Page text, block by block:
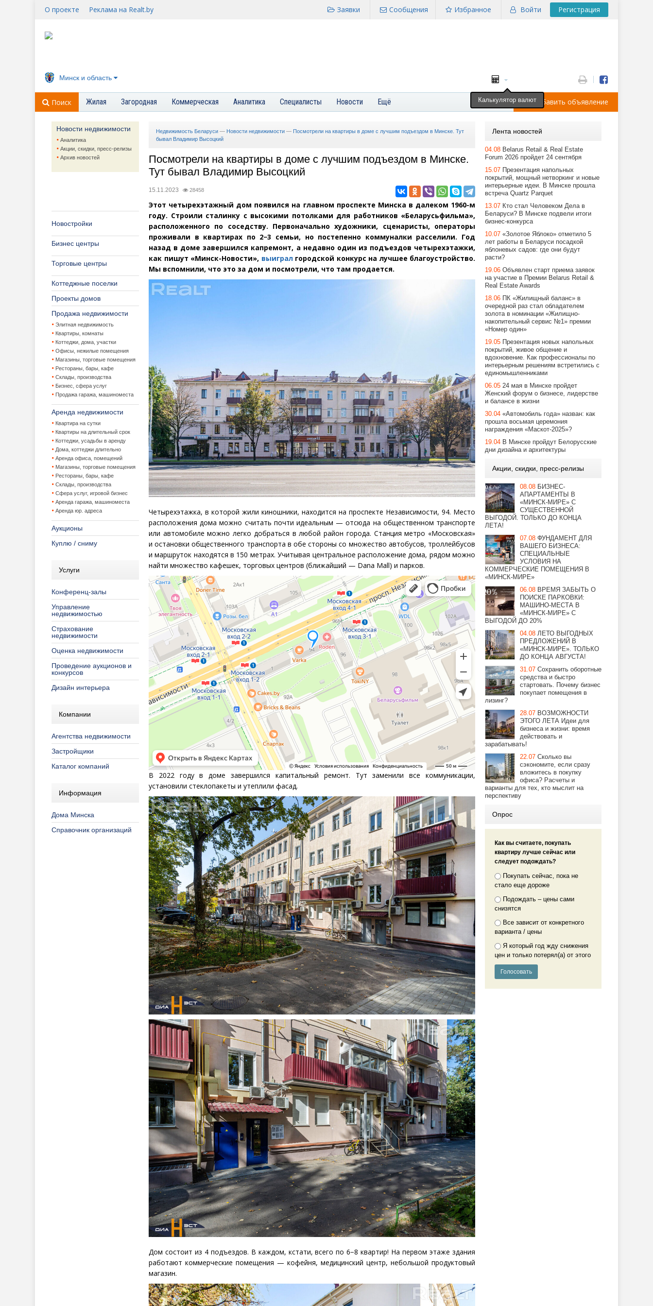
О проекте Реклама на Realt.by Войти Регистрация
Избранное
Сообщения
Заявки
Минск и область
Поиск Жилая Загородная Коммерческая Аналитика Специалисты Новости Ещё Добавить объявление
Новости недвижимости
Аналитика
Акции, скидки, пресс-релизы
Архив новостей
Новостройки
Бизнес центры
Торговые центры
Коттеджные поселки
Проекты домов
Продажа недвижимости
Элитная недвижимость
Квартиры, комнаты
Коттеджи, дома, участки
Офисы, нежилые помещения
Магазины, торговые помещения
Рестораны, бары, кафе
Склады, производства
Бизнес, сфера услуг
Продажа гаража, машиноместа
Аренда недвижимости
Квартира на сутки
Квартиры на длительный срок
Коттеджи, усадьбы в аренду
Дома, коттеджи длительно
Аренда офиса, помещений
Магазины, торговые помещения
Рестораны, бары, кафе
Склады, производства
Сфера услуг, игровой бизнес
Аренда гаража, машиноместа
Аренда юр. адреса
Аукционы
Куплю / сниму
Услуги
Конференц-залы
Управление
недвижимостью
Страхование
недвижимости
Оценка недвижимости
Проведение аукционов и
конкурсов
Дизайн интерьера
Компании
Агентства недвижимости
Застройщики
Каталог компаний
Информация
Дома Минска
Справочник организаций
Недвижимость Беларуси — Новости недвижимости — Посмотрели на квартиры в доме с лучшим подъездом в Минске. Тут
бывал Владимир Высоцкий
Посмотрели на квартиры в доме с лучшим подъездом в Минске.
Тут бывал Владимир Высоцкий
15.11.2023 28458
Этот четырехэтажный дом появился на главном проспекте Минска в далеком 1960-м
году. Строили сталинку с высокими потолками для работников «Беларусьфильма»,
расположенного по соседству. Первоначально художники, сценаристы, операторы
проживали в квартирах по 2−3 семьи, но постепенно коммуналки расселили. Год
назад в доме завершился капремонт, а недавно один из подъездов четырехэтажки,
как пишут «Минск-Новости», выигралгородской конкурс на лучшее благоустройство.
Мы вспомнили, что это за дом и посмотрели, что там продается.
Четырехэтажка, в которой жили киношники, находится на проспекте Независимости, 94. Место
расположения дома можно считать почти идеальным — отсюда на общественном транспорте
или автомобиле можно легко добраться в любой район города. Станция метро «Московская»
и остановки общественного транспорта в обе стороны со множество автобусов, троллейбусов
и маршруток находятся в 150 метрах. Учитывая центральное расположение дома, рядом можно
найти множество кафешек, торговых центров (ближайший — Dana Mall) и парков.
В 2022 году в доме завершился капитальный ремонт. Тут заменили все коммуникации,
установили стеклопакеты и утеплили фасад.
Дом состоит из 4 подъездов. В каждом, кстати, всего по 6−8 квартир! На первом этаже здания
работают коммерческие помещения — кофейня, медицинский центр, небольшой продуктовый
магазин.
Лента новостей
04.08 Belarus Retail & Real Estate
Forum 2026 пройдет 24 сентября
15.07 Презентация напольных
покрытий, мощный нетворкинг и новые
интерьерные идеи. В Минске прошла
встреча Quartz Parquet
13.07 Кто стал Человеком Дела в
Беларуси? В Минске подвели итоги
бизнес-конкурса
10.07 «Золотое Яблоко» отметило 5
лет работы в Беларуси посадкой
яблоневых садов: где они будут
расти?
19.06 Объявлен старт приема заявок
на участие в Премии Belarus Retail &
Real Estate Awards
18.06 ПК «Жилищный баланс» в
очередной раз стал обладателем
золота в номинации «Жилищно-
накопительный сервис №1» премии
«Номер один»
19.05 Презентация новых напольных
покрытий, живое общение и
вдохновение. Как профессионалы по
интерьерным решениям встретились с
единомышленниками
06.05 24 мая в Минске пройдет
Женский форум о бизнесе, лидерстве
и балансе в жизни
30.04 «Автомобиль года» назван: как
прошла восьмая церемония
награждения «Маскот-2025»?
19.04 В Минске пройдут Белорусские
дни дизайна и архитектуры
Акции, скидки, пресс-релизы
08.08 БИЗНЕС-
АПАРТАМЕНТЫ В
«МИНСК-МИРЕ» С
СУЩЕСТВЕННОЙ
ВЫГОДОЙ. ТОЛЬКО ДО КОНЦА
ЛЕТА!
07.08 ФУНДАМЕНТ ДЛЯ
ВАШЕГО БИЗНЕСА:
СПЕЦИАЛЬНЫЕ
УСЛОВИЯ НА
КОММЕРЧЕСКИЕ ПОМЕЩЕНИЯ В
«МИНСК-МИРЕ»
06.08 ВРЕМЯ ЗАБЫТЬ О
ПОИСКЕ ПАРКОВКИ:
МАШИНО-МЕСТА В
«МИНСК-МИРЕ» С
ВЫГОДОЙ ДО 20%
04.08 ЛЕТО ВЫГОДНЫХ
ПРЕДЛОЖЕНИЙ В
«МИНСК-МИРЕ». ТОЛЬКО
ДО КОНЦА АВГУСТА!
31.07 Сохранить оборотные
средства и быстро
стартовать. Почему бизнес
покупает помещения в
лизинг?
28.07 ВОЗМОЖНОСТИ
ЭТОГО ЛЕТА Идеи для
бизнеса и жизни: время
действовать и
зарабатывать!
22.07 Сколько вы
сэкономите, если сразу
вложитесь в покупку
офиса? Расчеты и
варианты для тех, кто мыслит на
перспективу
Опрос
Как вы считаете, покупать
квартиру лучше сейчас или
следует подождать?
Покупать сейчас, пока не
стало еще дороже
Подождать – цены сами
снизятся
Все зависит от конкретного
варианта / цены
Я который год жду снижения
цен и только потерял(а) от этого
Калькулятор валют